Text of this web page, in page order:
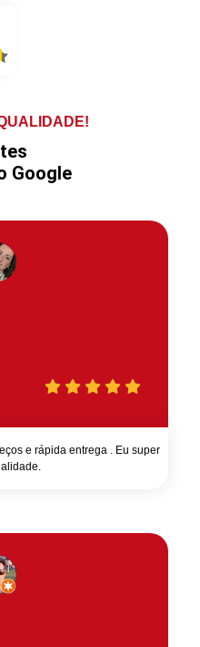
Google
e rápida entrega . Eu super